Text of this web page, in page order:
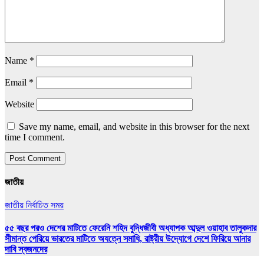
Name *
Email *
Website
Save my name, email, and website in this browser for the next
time I comment.
জাতীয়
জাতীয় নির্বাচিত সময়
৫৫ বছর পরও দেশের মাটিতে ফেরেনি শহিদ বুদ্ধিজীবী অধ্যাপক আব্দুল ওয়াহাব তালুকদার
সীমান্ত পেরিয়ে ভারতের মাটিতে অযত্নে সমাধি, রাষ্ট্রীয় উদ্যোগে দেশে ফিরিয়ে আনার
দাবি স্বজনদের